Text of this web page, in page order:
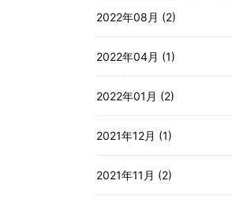
2022年08月 (2)
2022年04月 (1)
2022年01月 (2)
2021年12月 (1)
2021年11月 (2)